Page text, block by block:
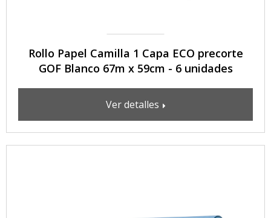
Rollo Papel Camilla 1 Capa ECO precorte
GOF Blanco 67m x 59cm - 6 unidades
Ver detalles